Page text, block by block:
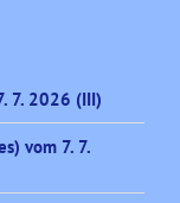
7. 2026 (III)
vom 7. 7.